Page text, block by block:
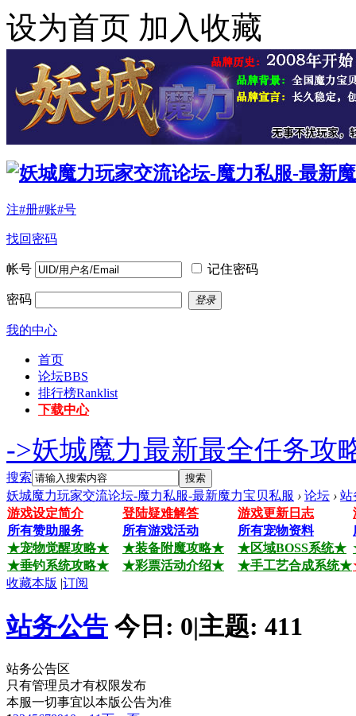
设为首页 加入收藏
注#册#账#号
找回密码
帐号 记住密码
密码 登录
我的中心
首页
论坛BBS
排行榜Ranklist
下载中心
->妖城魔力最新最全任务攻
搜索 搜索
妖城魔力玩家交流论坛-魔力私服-最新魔力宝贝私服 › 论坛 › 站
游戏设定简介
登陆疑难解答 游戏更新日志
所有赞助服务
所有游戏活动 所有宠物资料
★宠物觉醒攻略★
★装备附魔攻略★ ★区域BOSS系统★
★垂钓系统攻略★
★彩票活动介绍★ ★手工艺合成系统★
收藏本版 |订阅
站务公告 今日: 0|主题: 411
站务公告区
只有管理员才有权限发布
本服一切事宜以本版公告为准